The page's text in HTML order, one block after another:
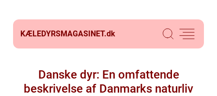
KÆLEDYRSMAGASINET.dk
Danske dyr: En omfattende
beskrivelse af Danmarks naturliv